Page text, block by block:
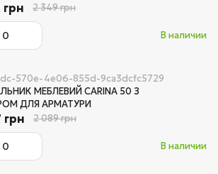
В наличии
грн 2 349 грн
570e-4e06-855d-9ca3dcfc5729
МЕБЛЕВИЙ CARINA 50 З
ДЛЯ АРМАТУРИ
В наличии
грн 2 089 грн